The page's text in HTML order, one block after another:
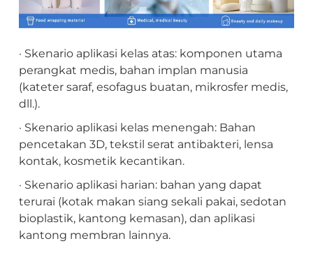
· Skenario aplikasi kelas atas: komponen utama
perangkat medis, bahan implan manusia
(kateter saraf, esofagus buatan, mikrosfer medis,
dll.).
· Skenario aplikasi kelas menengah: Bahan
pencetakan 3D, tekstil serat antibakteri, lensa
kontak, kosmetik kecantikan.
· Skenario aplikasi harian: bahan yang dapat
terurai (kotak makan siang sekali pakai, sedotan
bioplastik, kantong kemasan), dan aplikasi
kantong membran lainnya.